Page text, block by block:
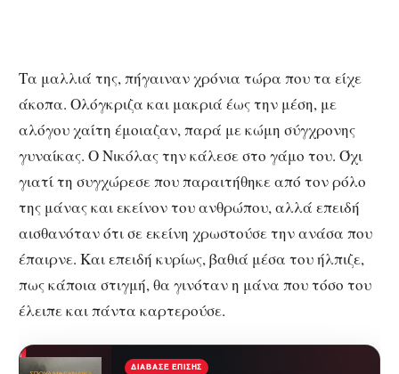
Τα μαλλιά της, πήγαιναν χρόνια τώρα που τα είχε
άκοπα. Ολόγκριζα και μακριά έως την μέση, με
αλόγου χαίτη έμοιαζαν, παρά με κώμη σύγχρονης
γυναίκας. Ο Νικόλας την κάλεσε στο γάμο του. Όχι
γιατί τη συγχώρεσε που παραιτήθηκε από τον ρόλο
της μάνας και εκείνον του ανθρώπου, αλλά επειδή
αισθανόταν ότι σε εκείνη χρωστούσε την ανάσα που
έπαιρνε. Και επειδή κυρίως, βαθιά μέσα του ήλπιζε,
πως κάποια στιγμή, θα γινόταν η μάνα που τόσο του
έλειπε και πάντα καρτερούσε.
ΔΙΆΒΑΣΕ ΕΠΊΣΗΣ